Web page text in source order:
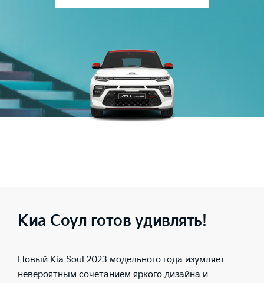
Киа Соул готов удивлять!
Новый Kia Soul 2023 модельного года изумляет
невероятным сочетанием яркого дизайна и